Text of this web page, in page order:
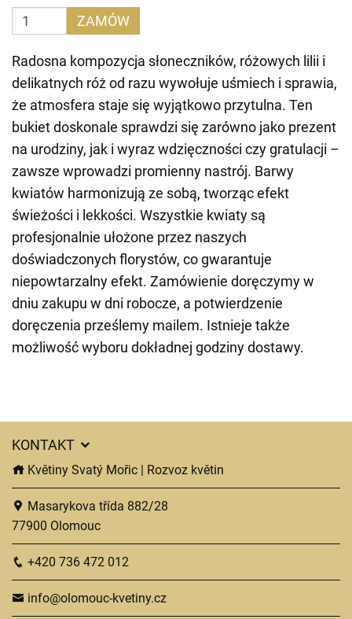
ZAMÓW
Radosna kompozycja słoneczników, różowych lilii i
delikatnych róż od razu wywołuje uśmiech i sprawia,
że atmosfera staje się wyjątkowo przytulna. Ten
bukiet doskonale sprawdzi się zarówno jako prezent
na urodziny, jak i wyraz wdzięczności czy gratulacji –
zawsze wprowadzi promienny nastrój. Barwy
kwiatów harmonizują ze sobą, tworząc efekt
świeżości i lekkości. Wszystkie kwiaty są
profesjonalnie ułożone przez naszych
doświadczonych florystów, co gwarantuje
niepowtarzalny efekt. Zamówienie doręczymy w
dniu zakupu w dni robocze, a potwierdzenie
doręczenia prześlemy mailem. Istnieje także
możliwość wyboru dokładnej godziny dostawy.
KONTAKT
Květiny Svatý Mořic | Rozvoz květin
Masarykova třída 882/28
77900 Olomouc
+420 736 472 012
info@olomouc-kvetiny.cz